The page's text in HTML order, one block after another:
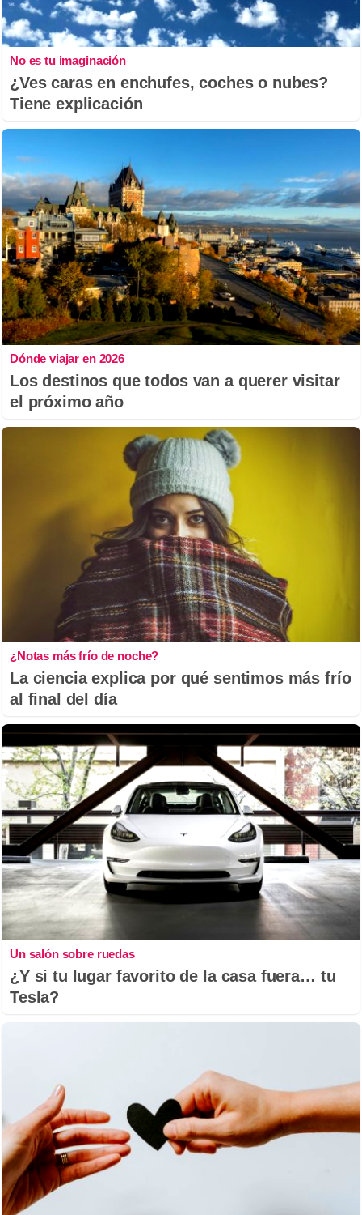
No es tu imaginación
¿Ves caras en enchufes, coches o nubes?
Tiene explicación
Dónde viajar en 2026
Los destinos que todos van a querer visitar
el próximo año
¿Notas más frío de noche?
La ciencia explica por qué sentimos más frío
al final del día
Un salón sobre ruedas
¿Y si tu lugar favorito de la casa fuera… tu
Tesla?